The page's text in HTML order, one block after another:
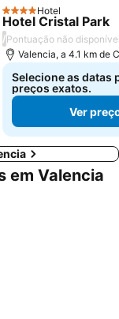
4 Estrelas
Hotel
Hotel Cristal Park
/Pontuação não
Valencia, a 4.1 km de
Selecione as datas
preços exatos.
Ver
em Valencia